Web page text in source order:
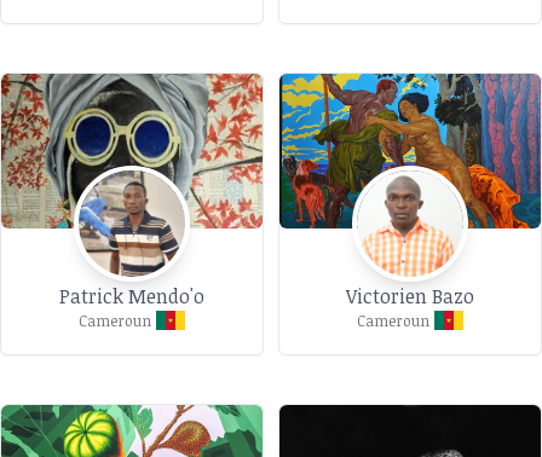
Patrick Mendo'o
Cameroun
Victorien Bazo
Cameroun